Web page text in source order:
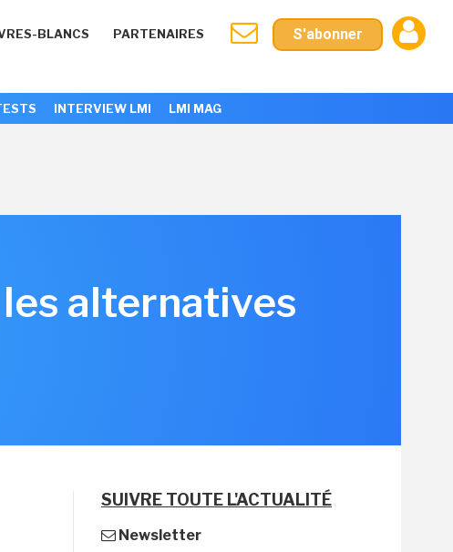
BLANCS PARTENAIRES S'abonner
INTERVIEW LMI LMI MAG
alternatives
SUIVRE TOUTE L'ACTUALITÉ
Newsletter